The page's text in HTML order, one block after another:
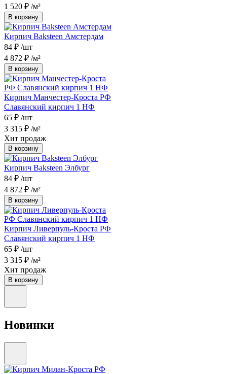
1 520 ₽ /м²
В корзину
Кирпич Baksteen Амстердам
84 ₽ /шт
4 872 ₽ /м²
В корзину
Кирпич Манчестер-Кроста РФ
Славянский кирпич 1 НФ
65 ₽ /шт
3 315 ₽ /м²
Хит продаж
В корзину
Кирпич Baksteen Элбург
84 ₽ /шт
4 872 ₽ /м²
В корзину
Кирпич Ливерпуль-Кроста РФ
Славянский кирпич 1 НФ
65 ₽ /шт
3 315 ₽ /м²
Хит продаж
В корзину
Новинки